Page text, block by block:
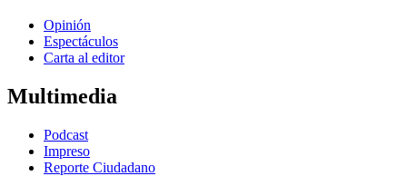
Opinión
Espectáculos
Carta al editor
Multimedia
Podcast
Impreso
Reporte Ciudadano